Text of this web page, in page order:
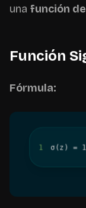
una función
Función
Fórmula:
1 σ(z) =